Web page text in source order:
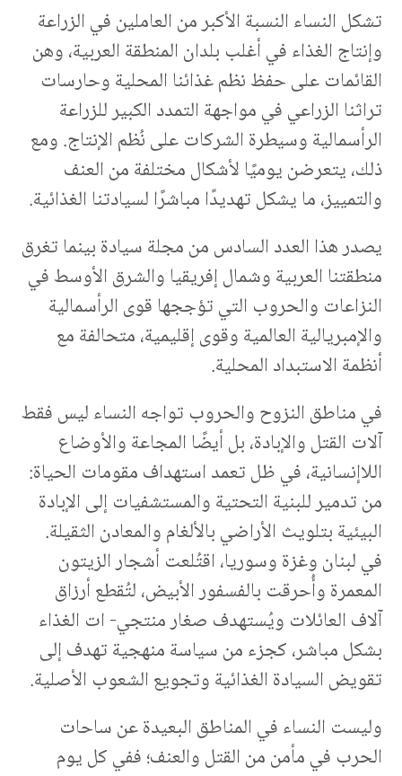
تشكل النساء النسبة الأكبر من العاملين في الزراعة
وإنتاج الغذاء في أغلب بلدان المنطقة العربية، وهن
القائمات على حفظ نظم غذائنا المحلية وحارسات
تراثنا الزراعي في مواجهة التمدد الكبير للزراعة
الرأسمالية وسيطرة الشركات على نُظم الإنتاج. ومع
ذلك، يتعرضن يوميًا لأشكال مختلفة من العنف
والتمييز، ما يشكل تهديدًا مباشرًا لسيادتنا الغذائية.
يصدر هذا العدد السادس من مجلة سيادة بينما تغرق
منطقتنا العربية وشمال إفريقيا والشرق الأوسط في
النزاعات والحروب التي تؤججها قوى الرأسمالية
والإمبريالية العالمية وقوى إقليمية، متحالفة مع
أنظمة الاستبداد المحلية.
في مناطق النزوح والحروب تواجه النساء ليس فقط
آلات القتل والإبادة، بل أيضًا المجاعة والأوضاع
اللاإنسانية، في ظل تعمد استهداف مقومات الحياة:
من تدمير للبنية التحتية والمستشفيات إلى الإبادة
البيئية بتلويث الأراضي بالألغام والمعادن الثقيلة.
في لبنان وغزة وسوريا، اقتُلعت أشجار الزيتون
المعمرة وأُحرقت بالفسفور الأبيض، لتُقطع أرزاق
آلاف العائلات ويُستهدف صغار منتجي- ات الغذاء
بشكل مباشر، كجزء من سياسة منهجية تهدف إلى
تقويض السيادة الغذائية وتجويع الشعوب الأصلية.
وليست النساء في المناطق البعيدة عن ساحات
الحرب في مأمن من القتل والعنف؛ ففي كل يوم